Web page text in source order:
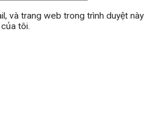
và trang web trong trình duyệt này
tôi.